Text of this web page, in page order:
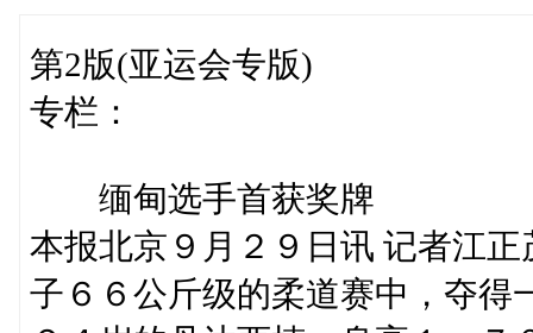
第2版(亚运会专版)
专栏：
缅甸选手首获奖牌
本报北京９月２９日讯 记者江
子６６公斤级的柔道赛中，夺得